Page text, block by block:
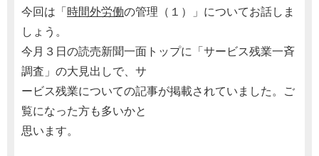
今回は「時間外労働の管理（１）」についてお話しま
しょう。
今月３日の読売新聞一面トップに「サービス残業一斉
調査」の大見出しで、サ
ービス残業についての記事が掲載されていました。ご
覧になった方も多いかと
思います。